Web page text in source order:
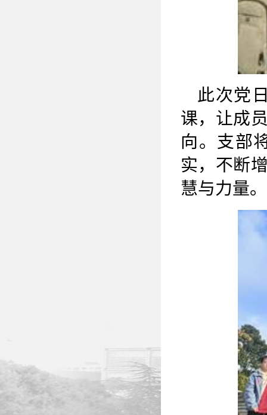
此次党
课，让成
向。支部
实，不断
慧与力量。